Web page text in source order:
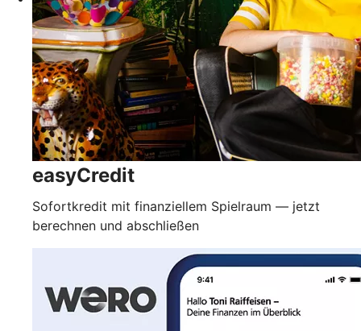
easyCredit
Sofortkredit mit finanziellem Spielraum — jetzt
berechnen und abschließen